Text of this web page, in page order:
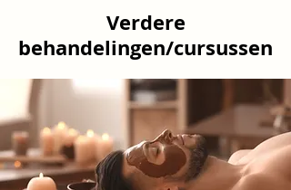
Verdere
behandelingen/cursussen